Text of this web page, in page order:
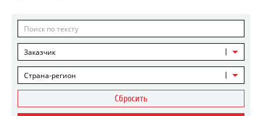
Заказчик
Страна-регион
Сбросить